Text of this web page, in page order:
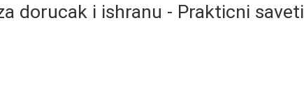
dorucak i ishranu - Prakticni saveti